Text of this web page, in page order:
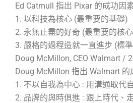
Ed Catmull 指出 Pixar 的成功因
1. 以科技為核心 (最重要的基礎)
2. 永無止盡的好奇 (最重要的核
3. 嚴格的過程造就一直進步 (標
Doug McMillon, CEO Walmart /
Doug McMillon 指出 Walmart 的
1. 不以自我為中心 : 用溝通取代
2. 品牌的與時俱進 : 跟上時代、